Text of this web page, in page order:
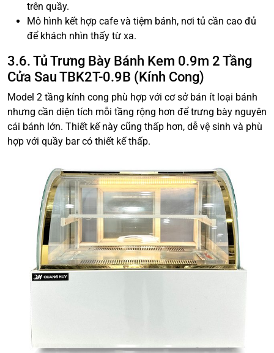
trên quầy.
Mô hình kết hợp cafe và tiệm bánh, nơi tủ cần cao đủ
để khách nhìn thấy từ xa.
3.6. Tủ Trưng Bày Bánh Kem 0.9m 2 Tầng
Cửa Sau TBK2T-0.9B (Kính Cong)
Model 2 tầng kính cong phù hợp với cơ sở bán ít loại bánh
nhưng cần diện tích mỗi tầng rộng hơn để trưng bày nguyên
cái bánh lớn. Thiết kế này cũng thấp hơn, dễ vệ sinh và phù
hợp với quầy bar có thiết kế thấp.